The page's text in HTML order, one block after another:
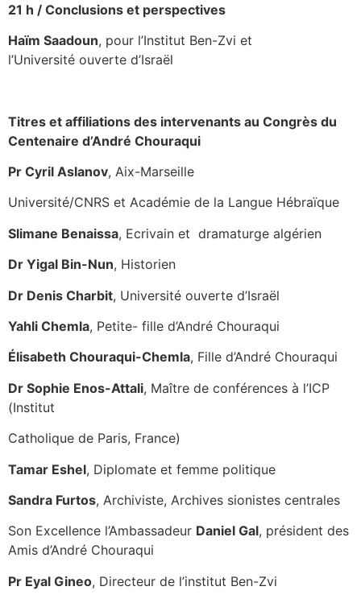
21 h / Conclusions et perspectives
Haïm Saadoun, pour l’Institut Ben-Zvi et
l’Université ouverte d’Israël
Titres et affiliations des intervenants au Congrès du
Centenaire d’André Chouraqui
Pr Cyril Aslanov, Aix-Marseille
Université/CNRS et Académie de la Langue Hébraïque
Slimane Benaissa, Ecrivain et dramaturge algérien
Dr Yigal Bin-Nun, Historien
Dr Denis Charbit, Université ouverte d’Israël
Yahli Chemla, Petite- fille d’André Chouraqui
Élisabeth Chouraqui-Chemla, Fille d’André Chouraqui
Dr Sophie Enos-Attali, Maître de conférences à l’ICP
(Institut
Catholique de Paris, France)
Tamar Eshel, Diplomate et femme politique
Sandra Furtos, Archiviste, Archives sionistes centrales
Son Excellence l’Ambassadeur Daniel Gal, président des
Amis d’André Chouraqui
Pr Eyal Gineo, Directeur de l’institut Ben-Zvi